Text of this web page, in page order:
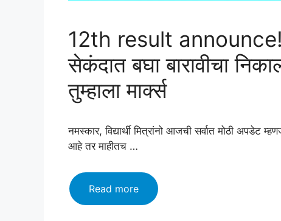
12th result
सेकंदात बघा बारावीचा
तुम्हाला मार्क्स
नमस्कार, विद्यार्थी मित्रांनो आजची सर्वात मोठी अपडेट
आहे तर माहीतच …
Read more12th
result